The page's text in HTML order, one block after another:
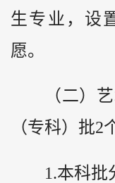
生专业，设
愿。
（二）
（专科）批2
1.本科批